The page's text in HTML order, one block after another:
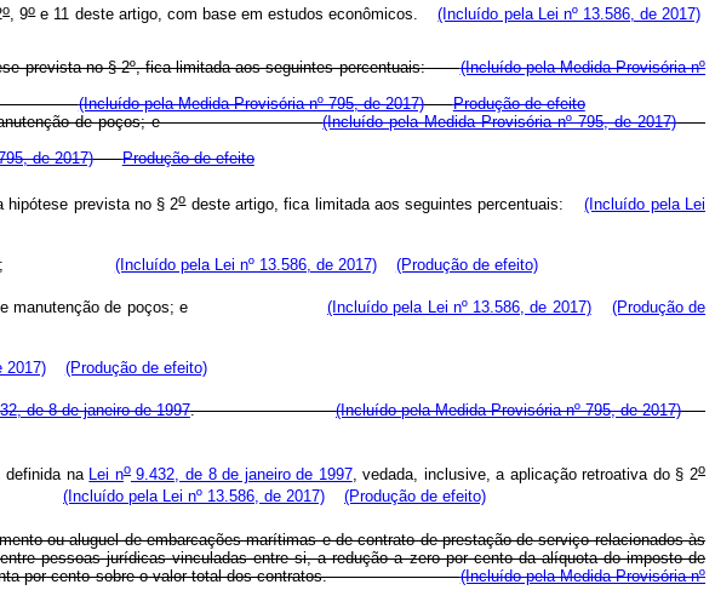
o, 9oe 11 deste artigo, com base em estudos econômicos.(Incluído pela Lei nº 13.586, de 2017)
prevista no § 2º, fica limitada aos seguintes percentuais:(Incluído pela Medida Provisória nº
(Incluído pela Medida Provisória nº 795, de 2017)
Produção de efeito
e manutenção de poços; e(Incluído pela Medida Provisória nº 795, de 2017)
de 2017) Produção de efeito
hipótese prevista no § 2odeste artigo, fica limitada aos seguintes percentuais:(Incluído pela Lei
e descarga; (Incluído pela Lei nº 13.586, de 2017) (Produção de efeito)
e manutenção de poços; e(Incluído pela Lei nº 13.586, de 2017)
(Produção de
2017) (Produção de efeito)
de 8 de janeiro de 1997.(Incluído pela Medida Provisória nº 795, de 2017)
definida na Lei no9.432, de 8 de janeiro de 1997, vedada, inclusive, a aplicação retroativa do § 2o
(Incluído pela Lei nº 13.586, de 2017) (Produção de efeito)
ou aluguel de embarcações marítimas e de contrato de prestação de serviço relacionados às
pessoas jurídicas vinculadas entre si, a redução a zero por cento da alíquota do imposto de
de sessenta por cento sobre o valor total dos contratos.(Incluído pela Medida Provisória nº